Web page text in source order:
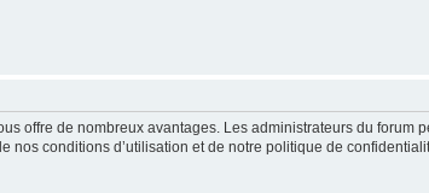
offre de nombreux avantages. Les administrateurs du
nos conditions d’utilisation et de notre politique de